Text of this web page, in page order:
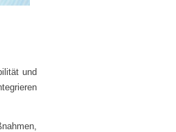
und